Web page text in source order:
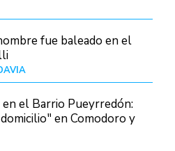
fue baleado en el
el Barrio Pueyrredón:
en Comodoro y